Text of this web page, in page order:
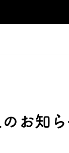
お知